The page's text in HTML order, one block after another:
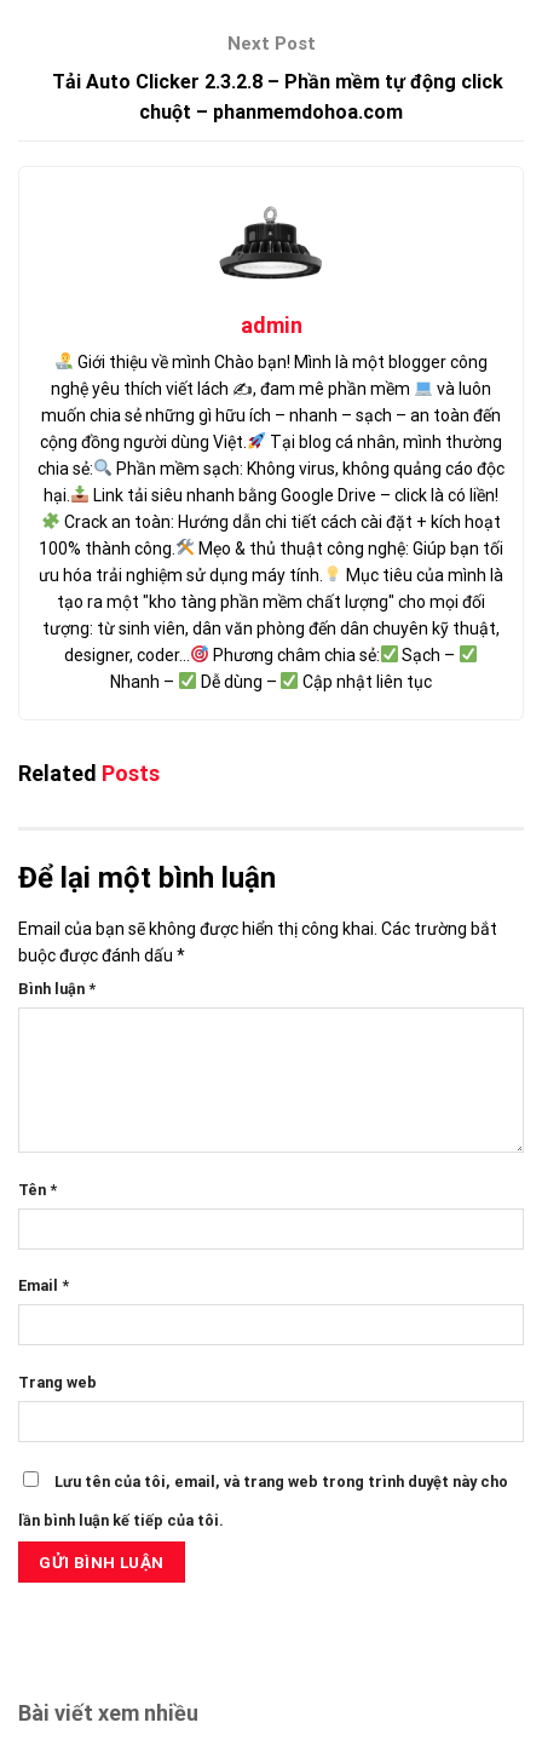
Tải Auto Clicker 2.3.2.8 – Phần mềm tự động click
chuột – phanmemdohoa.com
admin
Giới thiệu về mình Chào bạn! Mình là một blogger công
nghệ yêu thích viết lách ✍, đam mê phần mềm
và luôn
muốn chia sẻ những gì hữu ích – nhanh – sạch – an toàn đến
cộng đồng người dùng Việt.
Tại blog cá nhân, mình thường
chia sẻ:
Phần mềm sạch: Không virus, không quảng cáo độc
hại.
Link tải siêu nhanh bằng Google Drive – click là có liền!
Crack an toàn: Hướng dẫn chi tiết cách cài đặt + kích hoạt
100% thành công.
Mẹo & thủ thuật công nghệ: Giúp bạn tối
ưu hóa trải nghiệm sử dụng máy tính.
Mục tiêu của mình là
tạo ra một "kho tàng phần mềm chất lượng" cho mọi đối
tượng: từ sinh viên, dân văn phòng đến dân chuyên kỹ thuật,
designer, coder...
Phương châm chia sẻ:
Sạch –
Nhanh –
Dễ dùng – Cập nhật liên tục
Related Posts
Để lại một bình luận
Email của bạn sẽ không được hiển thị công khai. Các trường bắt
buộc được đánh dấu *
Bình luận *
Tên *
Email *
Trang web
Lưu tên của tôi, email, và trang web trong trình duyệt này cho
lần bình luận kế tiếp của tôi.
Bài viết xem nhiều